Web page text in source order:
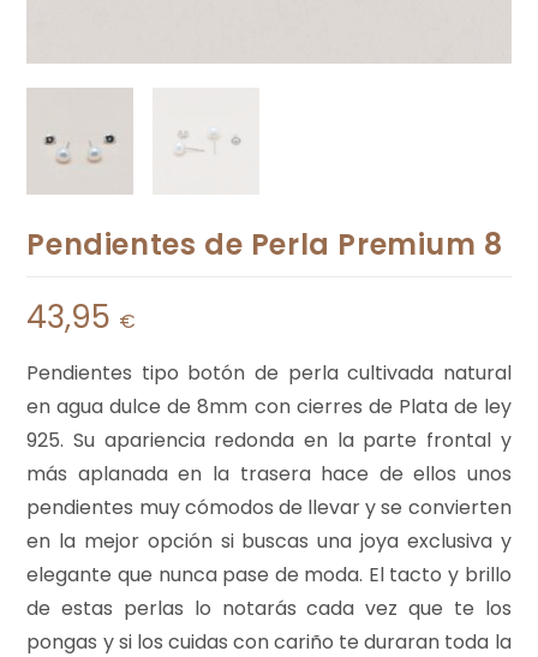
Pendientes de Perla Premium 8
43,95 €
Pendientes tipo botón de perla cultivada natural
en agua dulce de 8mm con cierres de Plata de ley
925. Su apariencia redonda en la parte frontal y
más aplanada en la trasera hace de ellos unos
pendientes muy cómodos de llevar y se convierten
en la mejor opción si buscas una joya exclusiva y
elegante que nunca pase de moda. El tacto y brillo
de estas perlas lo notarás cada vez que te los
pongas y si los cuidas con cariño te duraran toda la